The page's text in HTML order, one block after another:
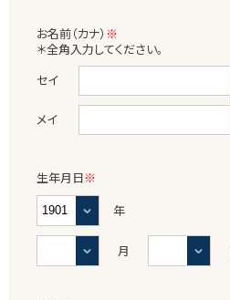
お名前（カナ） ※
＊全角入力してください。
セイ
メイ
生年月日※
年
月